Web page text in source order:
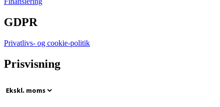
GDPR
Privatlivs- og cookie-politik
Prisvisning